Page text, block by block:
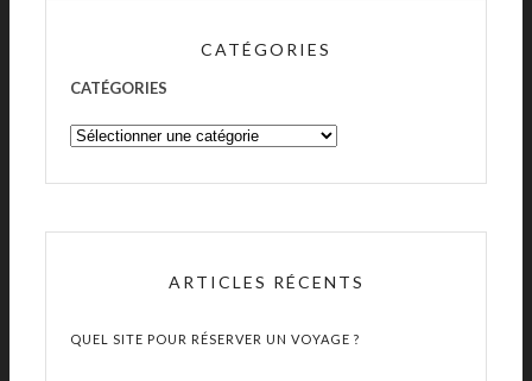
CATÉGORIES
CATÉGORIES
ARTICLES RÉCENTS
QUEL SITE POUR RÉSERVER UN VOYAGE ?